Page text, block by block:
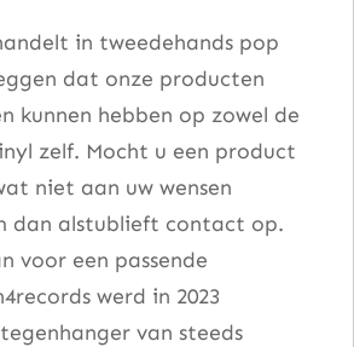
in tweedehands pop
dat onze producten
kunnen hebben op zowel de
zelf. Mocht u een product
niet aan uw wensen
dan alstublieft contact op.
voor een passende
werd in 2023
van steeds